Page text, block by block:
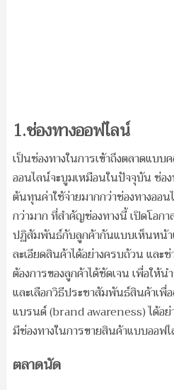
1.ช่องทางออฟไลน์
เป็นช่องทางในการเข้าถึงตลาดแบ
ออนไลน์จะบูมเหมือนในปัจจุบัน ช่อ
ต้นทุนค่าใช้จ่ายมากกว่าช่องทางอ
กว่ามาก ที่สำคัญช่องทางนี้ เปิดโอก
ปฏิสัมพันธ์กับลูกค้ากันแบบเห็นหน้า
ละเอียดสินค้าได้อย่างครบถ้วน แล
ต้องการของลูกค้าได้ชัดเจน เพื่อใ
และเลือกวิธีประชาสัมพันธ์สินค้าเพื่
แบรนด์ (brand awareness) ได้อ
มีช่องทางในการขายสินค้าแบบออฟ
ตลาดนัด